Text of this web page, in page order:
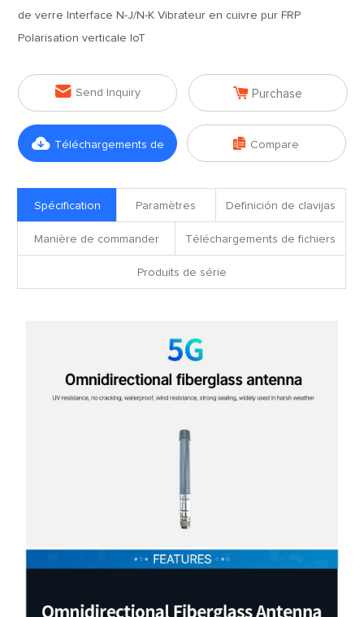
de verre Interface N-J/N-K Vibrateur en cuivre pur FRP
Polarisation verticale IoT
 Send Inquiry  Purchase
 Téléchargements de  Compare
Spécification Paramètres Definición de clavijas
Manière de commander Téléchargements de fichiers
Produits de série